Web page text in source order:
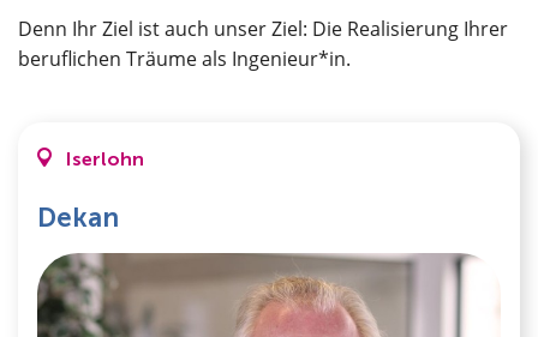
Denn Ihr Ziel ist auch unser Ziel: Die Realisierung Ihrer
beruflichen Träume als Ingenieur*in.
Iserlohn
Dekan